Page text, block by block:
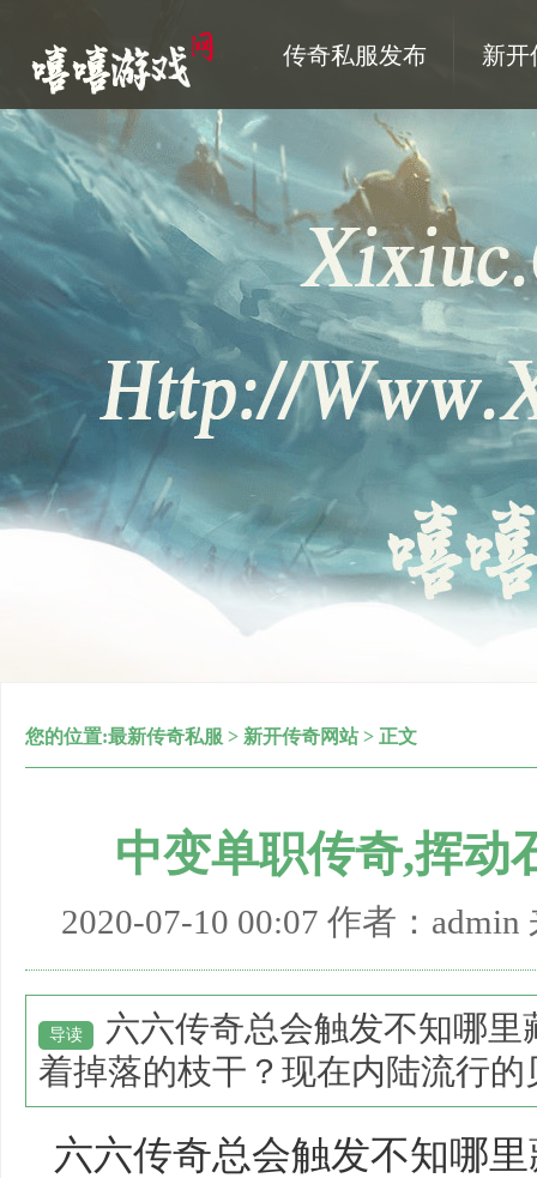
传奇私服发布 新开
您的位置:最新传奇私服 > 新开传奇网站> 正文
中变单职传奇,挥动
2020-07-10 00:07 作者：admin
导读
六六传奇总会触发不知哪
着掉落的枝干？现在内陆流行
六六传奇总会触发不知哪